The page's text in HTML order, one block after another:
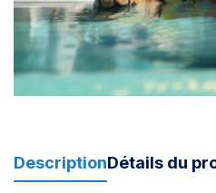
DescriptionDétails du